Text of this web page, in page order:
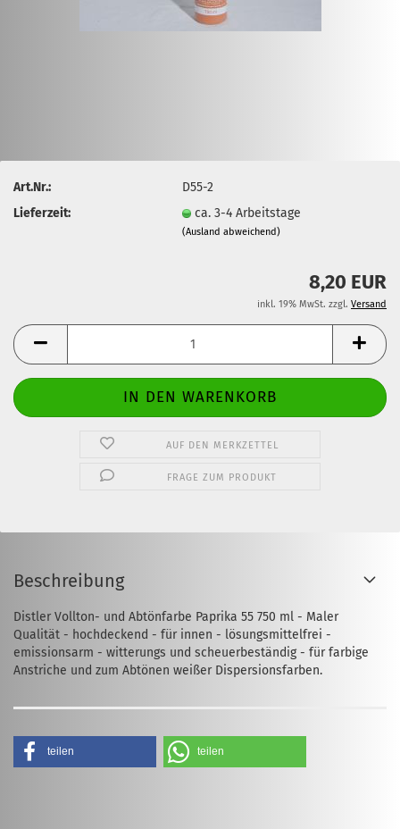
Art.Nr.:
D55-2
Lieferzeit:
ca. 3-4 Arbeitstage
(Ausland abweichend)
8,20 EUR
inkl. 19% MwSt. zzgl. Versand
AUF DEN MERKZETTEL
FRAGE ZUM PRODUKT
Beschreibung
Distler Vollton- und Abtönfarbe Paprika 55 750 ml - Maler
Qualität - hochdeckend - für innen - lösungsmittelfrei -
emissionsarm - witterungs und scheuerbeständig - für farbige
Anstriche und zum Abtönen weißer Dispersionsfarben.
teilen teilen